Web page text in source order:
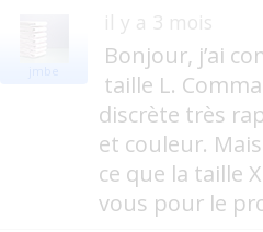
jmbe
il y a 3 mois
Bonjour, j’ai
taille L.
discrète très
et couleur.
ce que la taille
vous pour le